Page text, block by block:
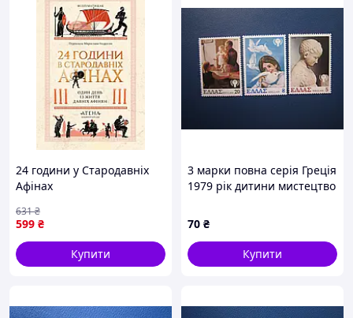
24 години у Стародавніх
Афінах
599 ₴
631₴
Купити
3 марки повна серія Греція
1979 рік дитини мистецтво
птахи MNH
70 ₴
Купити